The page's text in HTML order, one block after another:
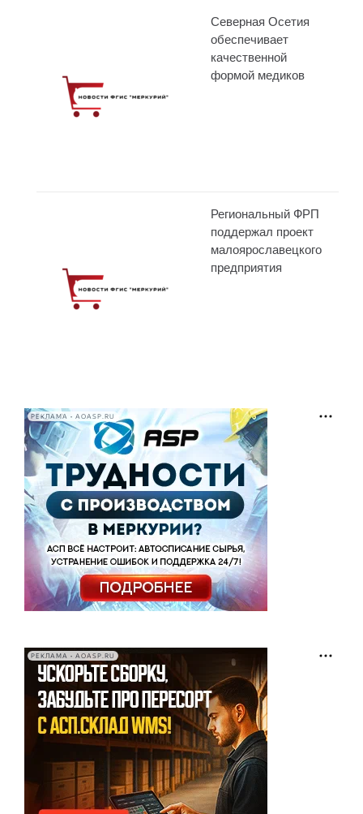
Северная Осетия
обеспечивает
качественной
формой медиков
Региональный ФРП
поддержал проект
малоярославецкого
предприятия
РЕКЛАМА • AOASP.RU
РЕКЛАМА • AOASP.RU